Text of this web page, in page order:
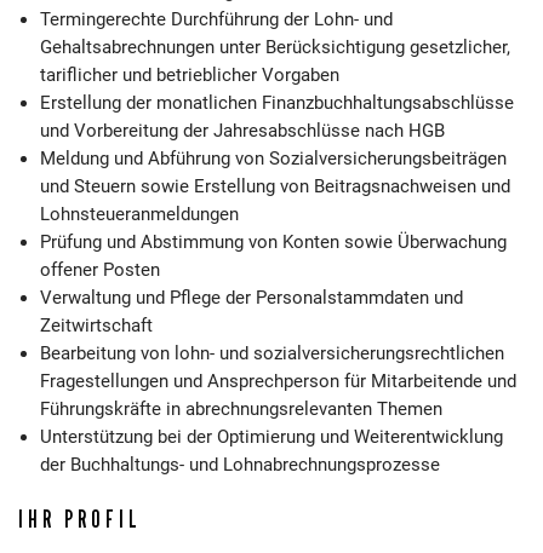
Termingerechte Durchführung der Lohn- und
Gehaltsabrechnungen unter Berücksichtigung gesetzlicher,
tariflicher und betrieblicher Vorgaben
Erstellung der monatlichen Finanzbuchhaltungsabschlüsse
und Vorbereitung der Jahresabschlüsse nach HGB
Meldung und Abführung von Sozialversicherungsbeiträgen
und Steuern sowie Erstellung von Beitragsnachweisen und
Lohnsteueranmeldungen
Prüfung und Abstimmung von Konten sowie Überwachung
offener Posten
Verwaltung und Pflege der Personalstammdaten und
Zeitwirtschaft
Bearbeitung von lohn- und sozialversicherungsrechtlichen
Fragestellungen und Ansprechperson für Mitarbeitende und
Führungskräfte in abrechnungsrelevanten Themen
Unterstützung bei der Optimierung und Weiterentwicklung
der Buchhaltungs- und Lohnabrechnungsprozesse
IHR PROFIL